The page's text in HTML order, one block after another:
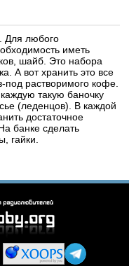
Для любого
иметь
шайб. Это набора
А вот хранить это все
растворимого кофе.
такую баночку
(леденцов). В каждой
достаточное
банке сделать
гайки.